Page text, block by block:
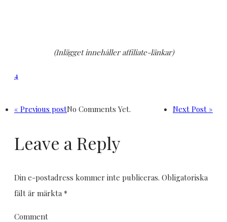
(Inlägget innehåller affiliate-länkar)
4
« Previous post Next Post »
No Comments Yet.
Leave a Reply
Din e-postadress kommer inte publiceras. Obligatoriska
fält är märkta *
Comment